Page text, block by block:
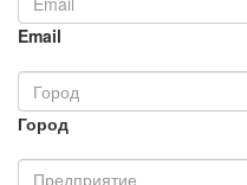
Email
Город